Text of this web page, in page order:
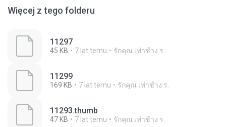
Więcej z tego folderu
11297
45 KB 7 lat temu รักคุณ เท่าช้าง ร.
11299
169 KB 7 lat temu รักคุณ เท่าช้าง ร.
11293.thumb
47 KB 7 lat temu รักคุณ เท่าช้าง ร.